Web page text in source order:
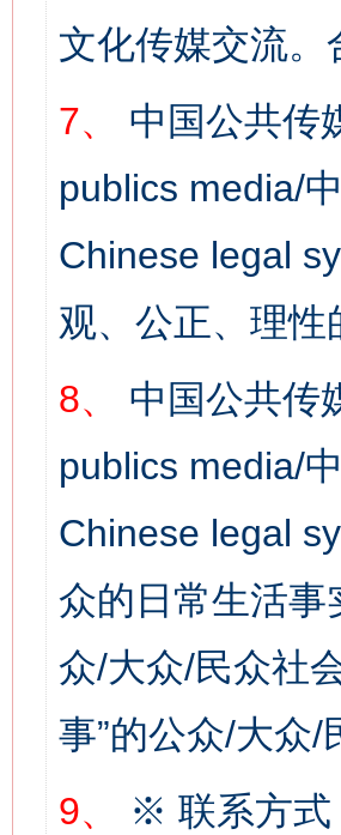
文化传媒交流
7、
中国公共传
publics media/
Chinese legal
观、公正、理
8、
中国公共传
publics media/
Chinese legal
众的日常生活事
众/大众/民众社
事”的公众/大众/
9、
※ 联系方式
网上购药对药下症？